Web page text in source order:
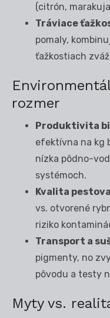
(citrón,
Tráviace
pomaly,
ťažkostiach
rozmer
Produktivita
efektívna na kg
nízka pôdno-
systémoch.
Kvalita
vs. otvorené
riziko
Transport a
pigmenty, no
pôvodu a testy
Myty vs.